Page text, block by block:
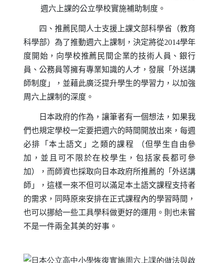
週六上課的公立學校實施補助制度。
四、推薦民間人士支援上課文部科學省（教育
科學部）為了推動週六上課制，決定將從2014學年
度開始，向學校推薦民間企業的技術人員、銀行
員、公務員等擁有專業知識的人才，發展「外送講
師制度」，並藉此廣泛提升學生的學習力，以加強
周六上課制的深度。
日本政府的作為，讓筆者有一個想法，如果我
們也規定學校一定要把週六的時間開放出來，每週
必排「本土語文」之類的課程
（但學生自由參
加，並且可不限於在校學生，包括家長都可參
加），而師資也採取向日本政府所推薦的「外送講
師」，這樣一來不但可以滿足本土語文課程支持者
的需求，同時原來安排在正式課程內的學習時間，
也可以挪給一些工具學科做更好的運用。則也未嘗
不是一件兩全其美的好事。